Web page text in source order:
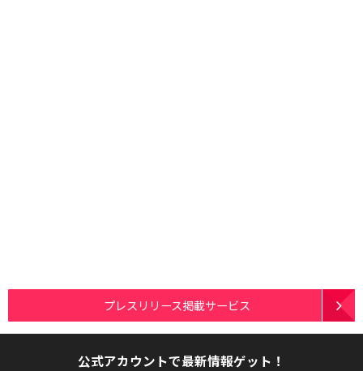
プレスリリース掲載サービス
公式アカウントで最新情報ゲット！